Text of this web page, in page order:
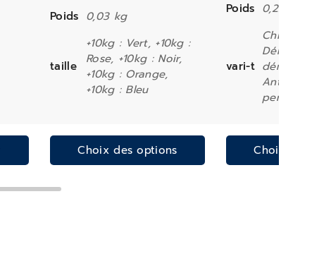
Poids 0,03 kg
taille
+10kg : Vert, +10kg :
Rose, +10kg : Noir,
+10kg : Orange,
+10kg : Bleu
Poids 0,25 kg
vari-t
Chiot,
Anti-
perte
Choix des options Choix